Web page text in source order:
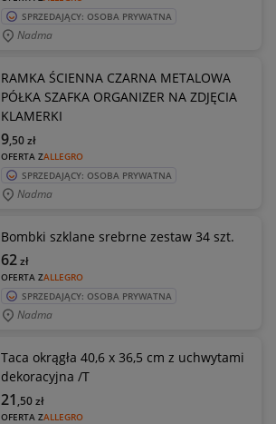
SPRZEDAJĄCY: OSOBA PRYWATNA
Nadma
RAMKA ŚCIENNA CZARNA METALOWA
PÓŁKA SZAFKA ORGANIZER NA ZDJĘCIA
KLAMERKI
OFERTA ZALLEGRO
9,50zł
SPRZEDAJĄCY: OSOBA PRYWATNA
Nadma
Bombki szklane srebrne zestaw 34 szt.
OFERTA ZALLEGRO
62zł
SPRZEDAJĄCY: OSOBA PRYWATNA
Nadma
Taca okrągła 40,6 x 36,5 cm z uchwytami
dekoracyjna /T
OFERTA ZALLEGRO
21 ,50zł